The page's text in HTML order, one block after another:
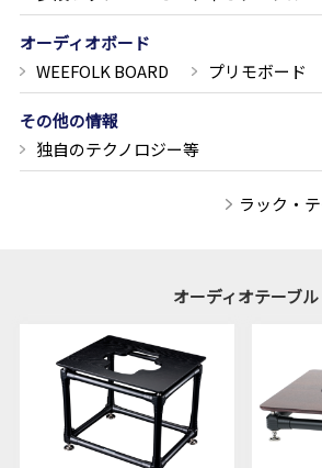
オーディオボード
WEEFOLK BOARD
プリモボード
その他の情報
独自のテクノロジー等
ラック・
オーディオテーブル